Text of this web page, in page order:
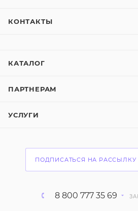
КОНТАКТЫ
КАТАЛОГ
ПАРТНЕРАМ
УСЛУГИ
ПОДПИСАТЬСЯ НА РАССЫЛКУ
8 800 777 35 69